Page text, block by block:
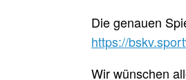
Die genauen
https://
Wir wünschen